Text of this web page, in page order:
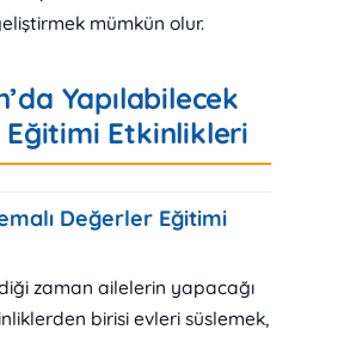
mümkün olur.
Yapılabilecek
Etkinlikleri
Değerler Eğitimi
zaman ailelerin yapacağı
birisi evleri süslemek,